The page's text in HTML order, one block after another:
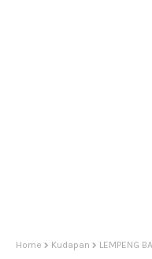
Home Kudapan LEMPENG